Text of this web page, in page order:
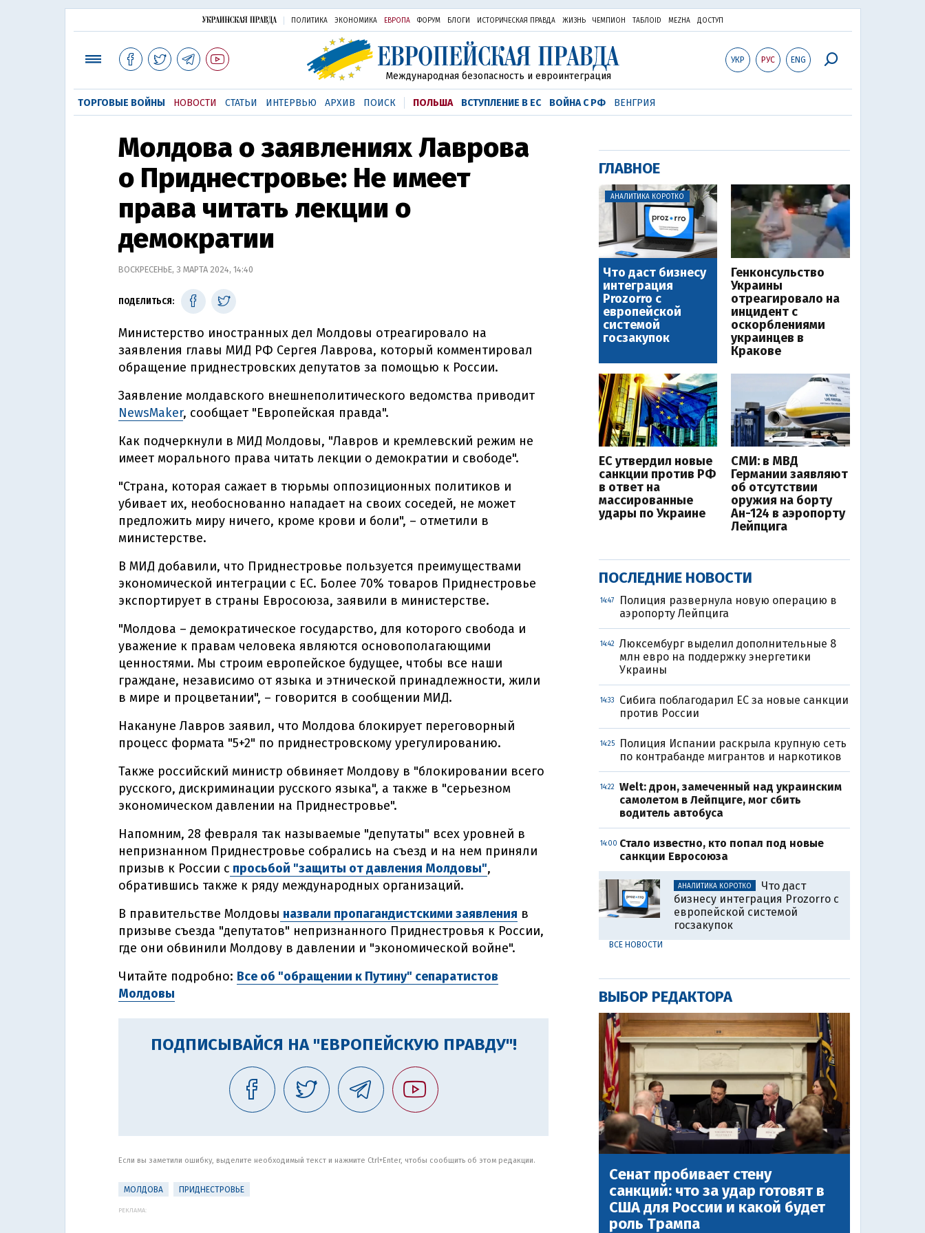
ПОЛИТИКА ЭКОНОМИКА ЕВРОПА ФОРУМ БЛОГИ ИСТОРИЧЕСКАЯ ПРАВДА ЖИЗНЬ ЧЕМПИОН ТАБЛОID MEZHA ДОСТУП
УКР РУС ENG
Международная безопасность и евроинтеграция
ТОРГОВЫЕ ВОЙНЫ НОВОСТИ СТАТЬИ ИНТЕРВЬЮ АРХИВ ПОИСК ПОЛЬША ВСТУПЛЕНИЕ В ЕС ВОЙНА С РФ ВЕНГРИЯ
Молдова о заявлениях Лаврова
о Приднестровье: Не имеет
права читать лекции о
демократии
ВОСКРЕСЕНЬЕ, 3 МАРТА 2024, 14:40
ПОДЕЛИТЬСЯ:
Министерство иностранных дел Молдовы отреагировало на
заявления главы МИД РФ Сергея Лаврова, который комментировал
обращение приднестровских депутатов за помощью к России.
Заявление молдавского внешнеполитического ведомства приводит
NewsMaker, сообщает "Европейская правда".
Как подчеркнули в МИД Молдовы, "Лавров и кремлевский режим не
имеет морального права читать лекции о демократии и свободе".
"Страна, которая сажает в тюрьмы оппозиционных политиков и
убивает их, необоснованно нападает на своих соседей, не может
предложить миру ничего, кроме крови и боли", – отметили в
министерстве.
В МИД добавили, что Приднестровье пользуется преимуществами
экономической интеграции с ЕС. Более 70% товаров Приднестровье
экспортирует в страны Евросоюза, заявили в министерстве.
"Молдова – демократическое государство, для которого свобода и
уважение к правам человека являются основополагающими
ценностями. Мы строим европейское будущее, чтобы все наши
граждане, независимо от языка и этнической принадлежности, жили
в мире и процветании", – говорится в сообщении МИД.
Накануне Лавров заявил, что Молдова блокирует переговорный
процесс формата "5+2" по приднестровскому урегулированию.
Также российский министр обвиняет Молдову в "блокировании всего
русского, дискриминации русского языка", а также в "серьезном
экономическом давлении на Приднестровье".
Напомним, 28 февраля так называемые "депутаты" всех уровней в
непризнанном Приднестровье собрались на съезд и на нем приняли
призыв к России с просьбой "защиты от давления Молдовы",
обратившись также к ряду международных организаций.
В правительстве Молдовы назвали пропагандистскими заявления в
призыве съезда "депутатов" непризнанного Приднестровья к России,
где они обвинили Молдову в давлении и "экономической войне".
Читайте подробно: Все об "обращении к Путину" сепаратистов
Молдовы
ПОДПИСЫВАЙСЯ НА "ЕВРОПЕЙСКУЮ ПРАВДУ"!
Если вы заметили ошибку, выделите необходимый текст и нажмите Ctrl+Enter, чтобы сообщить об этом редакции.
МОЛДОВА ПРИДНЕСТРОВЬЕ
РЕКЛАМА:
ГЛАВНОЕ
АНАЛИТИКА КОРОТКО
Что даст бизнесу
интеграция
Prozorro с
европейской
системой
госзакупок
Генконсульство
Украины
отреагировало на
инцидент с
оскорблениями
украинцев в
Кракове
ЕС утвердил новые
санкции против РФ
в ответ на
массированные
удары по Украине
СМИ: в МВД
Германии заявляют
об отсутствии
оружия на борту
Ан-124 в аэропорту
Лейпцига
ПОСЛЕДНИЕ НОВОСТИ
14:47
Полиция развернула новую операцию в
аэропорту Лейпцига
14:42
Люксембург выделил дополнительные 8
млн евро на поддержку энергетики
Украины
14:33
Сибига поблагодарил ЕС за новые санкции
против России
14:25
Полиция Испании раскрыла крупную сеть
по контрабанде мигрантов и наркотиков
14:22
Welt: дрон, замеченный над украинским
самолетом в Лейпциге, мог сбить
водитель автобуса
14:00 Стало известно, кто попал под новые
санкции Евросоюза
АНАЛИТИКА КОРОТКО
Что даст
бизнесу интеграция Prozorro с
европейской системой
госзакупок
ВСЕ НОВОСТИ
ВЫБОР РЕДАКТОРА
Сенат пробивает стену
санкций: что за удар готовят в
США для России и какой будет
роль Трампа